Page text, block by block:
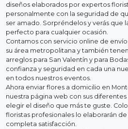
diseños elaborados por expertos
personalmente con la seguridad de
ser amado. Sorpréndelos y verás que
perfecto para cualquier ocasión.
Contamos con servicio online de
su área metropolitana y también
arreglos para San Valentín y para
confianza y seguridad en cada una
en todos nuestros eventos.
Ahora enviar flores a domicilio en
nuestra página web con sus
elegir el diseño que más te guste.
floristas profesionales lo elaborarán
completa satisfacción.